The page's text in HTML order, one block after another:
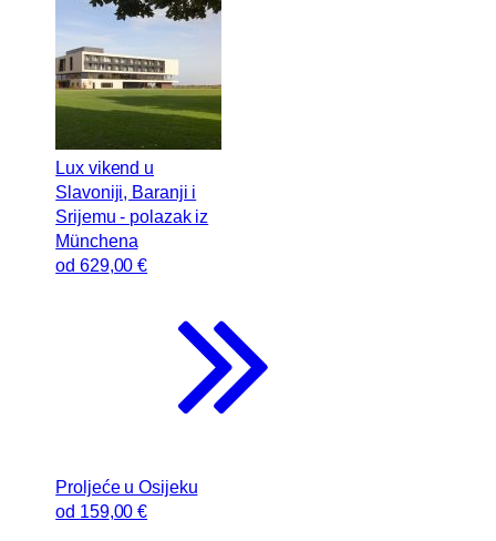
Lux vikend u
Slavoniji, Baranji i
Srijemu - polazak iz
Münchena
od 629,00 €
Proljeće u Osijeku
od 159,00 €